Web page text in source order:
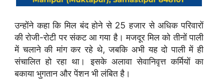
उन्होंने कहा कि मिल बंद होने से 25 हजार से अधिक परिवारों
की रोजी-रोटी पर संकट आ गया है। मजदूर मिल को तीनों पाली
में चलाने की मांग कर रहे थे, जबकि अभी यह दो पाली में ही
संचालित हो रहा था। इसके अलावा सेवानिवृत्त कर्मियों का
बकाया भुगतान और पेंशन भी लंबित है।